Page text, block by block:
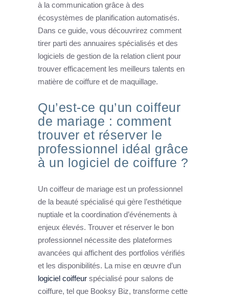
à la communication grâce à des
écosystèmes de planification automatisés.
Dans ce guide, vous découvrirez comment
tirer parti des annuaires spécialisés et des
logiciels de gestion de la relation client pour
trouver efficacement les meilleurs talents en
matière de coiffure et de maquillage.
Qu’est-ce qu’un coiffeur
de mariage : comment
trouver et réserver le
professionnel idéal grâce
à un logiciel de coiffure ?
Un coiffeur de mariage est un professionnel
de la beauté spécialisé qui gère l’esthétique
nuptiale et la coordination d’événements à
enjeux élevés. Trouver et réserver le bon
professionnel nécessite des plateformes
avancées qui affichent des portfolios vérifiés
et les disponibilités. La mise en œuvre d’un
logiciel coiffeur spécialisé pour salons de
coiffure, tel que Booksy Biz, transforme cette